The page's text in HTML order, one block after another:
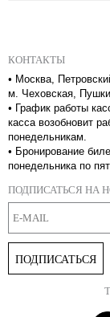
КОНТАКТЫ
• Москва,
м. Чеховская,
• График работы
касса возобновит
понедельникам.
• Бронирование
понедельника по
ПОДПИСАТЬСЯ НА
ПОДПИСАТЬСЯ